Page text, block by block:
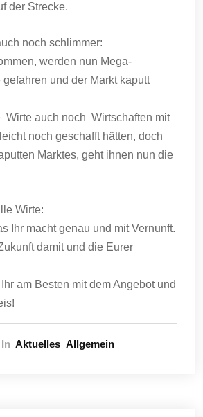
der Strecke.
noch schlimmer:
werden nun Mega-
und der Markt kaputt
Wirte auch noch Wirtschaften mit
noch geschafft hätten, doch
Marktes, geht ihnen nun die
Wirte:
Ihr macht genau und mit Vernunft.
damit und die Eurer
am Besten mit dem Angebot und
In Aktuelles Allgemein